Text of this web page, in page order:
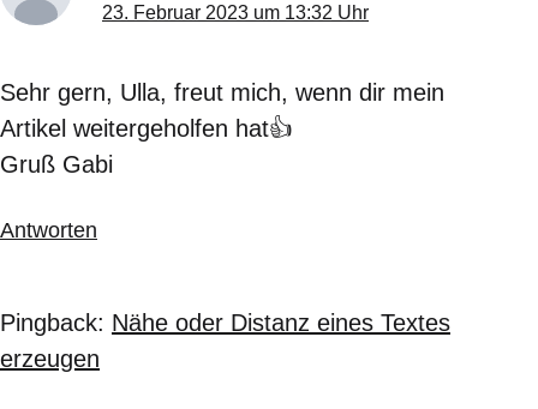
23. Februar 2023 um 13:32 Uhr
Sehr gern, Ulla, freut mich, wenn dir mein
Artikel weitergeholfen hat👍
Gruß Gabi
Antworten
Pingback: Nähe oder Distanz eines Textes
erzeugen